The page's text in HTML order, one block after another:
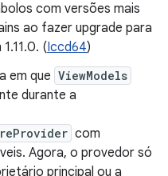
com versões mais
ao fazer upgrade para
(Iccd64)
em que ViewModels
durante a
com
Agora, o provedor só
principal ou a